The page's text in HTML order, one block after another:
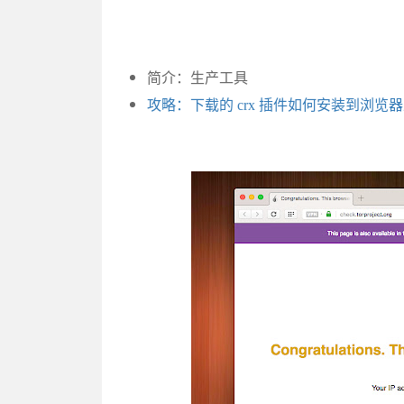
简介：生产工具
攻略：下载的 crx 插件如何安装到浏览